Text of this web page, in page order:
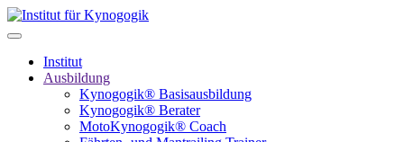
Institut
Ausbildung
Kynogogik® Basisausbildung
Kynogogik® Berater
MotoKynogogik® Coach